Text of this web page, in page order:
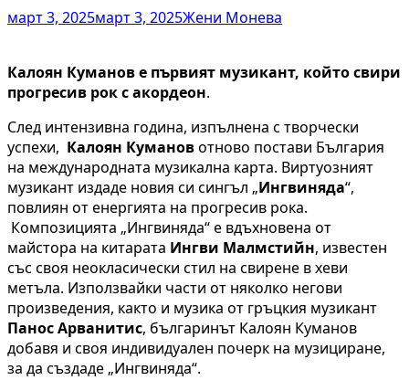
март 3, 2025март 3, 2025Жени Монева
Калоян Куманов е първият музикант, който свири
прогресив рок с акордеон.
След интензивна година, изпълнена с творчески
успехи, Калоян Кумановотново постави България
на международната музикална карта. Виртуозният
музикант издаде новия си сингъл „Ингвиняда“,
повлиян от енергията на прогресив рока.
Композицията „Ингвиняда“ е вдъхновена от
майстора на китарата Ингви Малмстийн, известен
със своя неокласически стил на свирене в хеви
метъла. Използвайки части от няколко негови
произведения, както и музика от гръцкия музикант
Панос Арванитис, българинът Калоян Куманов
добавя и своя индивидуален почерк на музициране,
за да създаде „Ингвиняда“.